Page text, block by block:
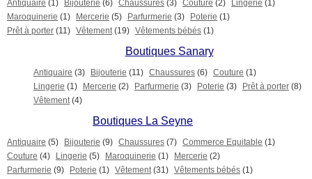
Antiquaire (1) Bijouterie (6) Chaussures (3) Couture (2) Lingerie (1)
Maroquinerie (1) Mercerie (5) Parfurmerie (3) Poterie (1)
Prêt à porter (11) Vêtement (19) Vêtements bébés (1)
Boutiques Sanary
Antiquaire (3) Bijouterie (11) Chaussures (6) Couture (1)
Lingerie (1) Mercerie (2) Parfurmerie (3) Poterie (3) Prêt à porter (8)
Vêtement (4)
Boutiques La Seyne
Antiquaire (5) Bijouterie (9) Chaussures (7) Commerce Equitable (1)
Couture (4) Lingerie (5) Maroquinerie (1) Mercerie (2)
Parfurmerie (9) Poterie (1) Vêtement (31) Vêtements bébés (1)